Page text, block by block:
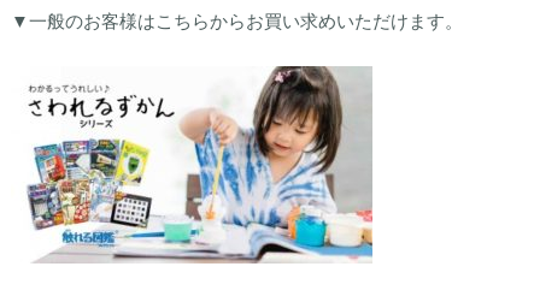
▼一般のお客様はこちらからお買い求めいただけます。